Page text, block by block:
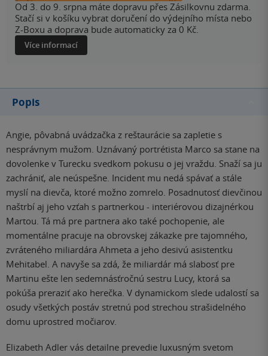
Od 3. do 9. srpna máte dopravu přes Zásilkovnu zdarma.
Stačí si v košíku vybrat doručení do výdejního místa nebo
Z-Boxu a doprava bude automaticky za 0 Kč.
Více informací
Popis
Angie, pôvabná uvádzačka z reštaurácie sa zapletie s
nesprávnym mužom. Uznávaný portrétista Marco sa stane na
dovolenke v Turecku svedkom pokusu o jej vraždu. Snaží sa ju
zachrániť, ale neúspešne. Incident mu nedá spávať a stále
myslí na dievča, ktoré možno zomrelo. Posadnutosť dievčinou
naštrbí aj jeho vzťah s partnerkou - interiérovou dizajnérkou
Martou. Tá má pre partnera ako také pochopenie, ale
momentálne pracuje na obrovskej zákazke pre tajomného,
zvráteného miliardára Ahmeta a jeho desivú asistentku
Mehitabel. A navyše sa zdá, že miliardár má slabosť pre
Martinu ešte len sedemnásťročnú sestru Lucy, ktorá sa
pokúša preraziť ako herečka. V dynamickom slede udalostí sa
osudy všetkých postáv stretnú pod strechou strašidelného
domu uprostred močiarov.
Elizabeth Adler vás detailne prevedie luxusným svetom